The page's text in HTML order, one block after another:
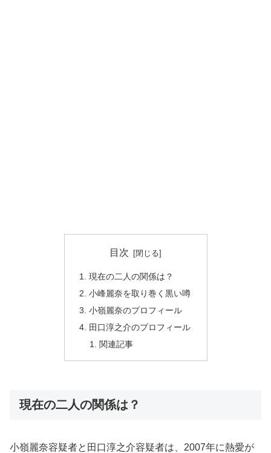
目次
現在の二人の関係は？
小峰麗奈を取り巻く黒い噂
小嶺麗奈のプロフィール
田口淳之介のプロフィール
関連記事
現在の二人の関係は？
小嶺麗奈容疑者と田口淳之介容疑者は、2007年に熱愛が